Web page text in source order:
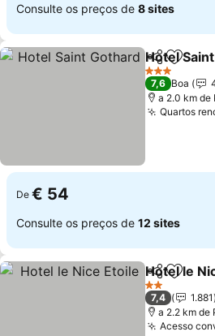
Consulte os preços de 8 sites
Partilhar
Hotel
3 Estrelas
7,6 Boa
a 2.0 km de
Quartos
De € 54
Consulte os preços de 12 sites
Partilhar
Hotel le
2 Estrelas
7,4
1.881
a 2.2 km de
Acesso